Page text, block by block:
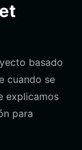
basado
cuando se
explicamos
para